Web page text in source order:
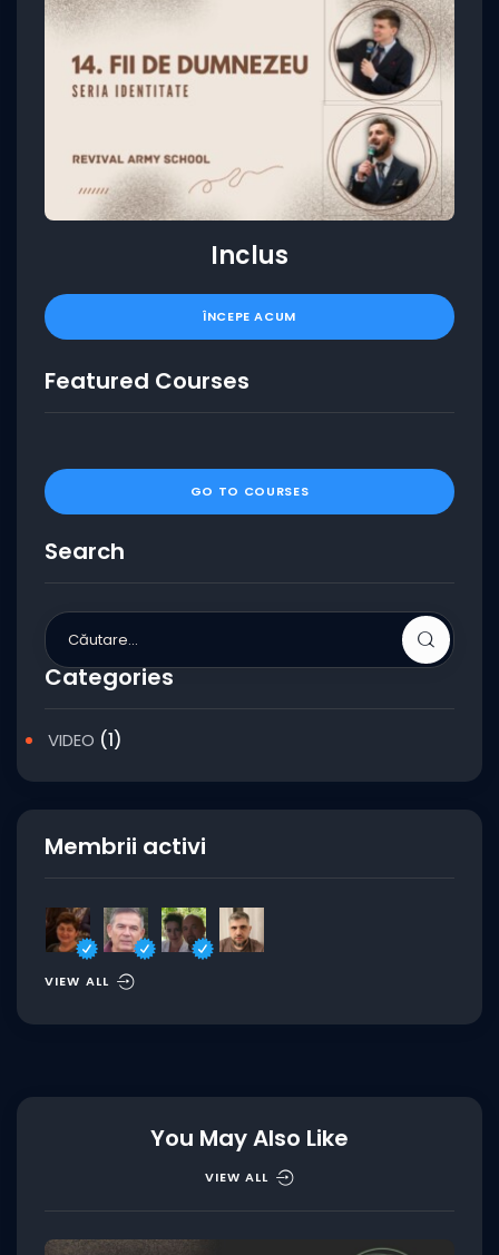
Inclus
ÎNCEPE ACUM
Featured Courses
GO TO COURSES
Search
Categories
VIDEO (1)
Membrii activi
VIEW ALL
You May Also Like
VIEW ALL